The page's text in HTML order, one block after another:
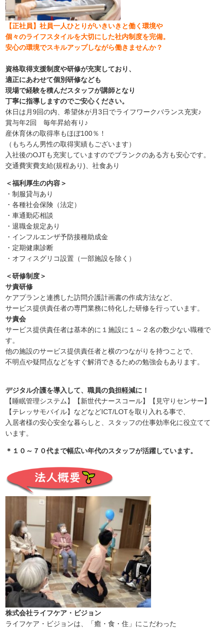
【正社員】社員一人ひとりがいきいきと働く環境や
個々のライフスタイルを大切にした社内制度を完備。
安心の環境でスキルアップしながら働きませんか？
資格取得支援制度や研修が充実しており、
適正にあわせて個別研修なども
現場で経験を積んだスタッフが講師となり
丁寧に指導しますのでご安心ください。
休日は月9回の内、希望休が月3日でライフワークバランス充実♪
賞与年2回 毎年昇給有り♪
産休育休の取得率もほぼ100％！
（もちろん男性の取得実績もございます）
入社後のOJTも充実していますのでブランクのある方も安心です。
交通費実費支給(規程あり)、社食あり
＜福利厚生の内容＞
・制服貸与あり
・各種社会保険（法定）
・車通勤応相談
・退職金規定あり
・インフルエンザ予防接種助成金
・定期健康診断
・オフィスグリコ設置（一部施設を除く）
＜研修制度＞
サ責研修
ケアプランと連携した訪問介護計画書の作成方法など、
サービス提供責任者の専門業務に特化した研修を行っています。
サ責会
サービス提供責任者は基本的に１施設に１～２名の数少ない職種で
す。
他の施設のサービス提供責任者と横のつながりを持つことで、
不明点や疑問点などをすぐ解消できるための勉強会もあります。
デジタル介護を導入して、職員の負担軽減に！
【睡眠管理システム】【新世代ナースコール】【見守りセンサー】
【テレッサモバイル】などなどICT/LOTを取り入れる事で、
入居者様の安心安全な暮らしと、スタッフの仕事効率化に役立てて
います。
＊１０～７０代まで幅広い年代のスタッフが活躍しています。
株式会社ライフケア・ビジョン
ライフケア・ビジョンは、「癒・食・住」にこだわった